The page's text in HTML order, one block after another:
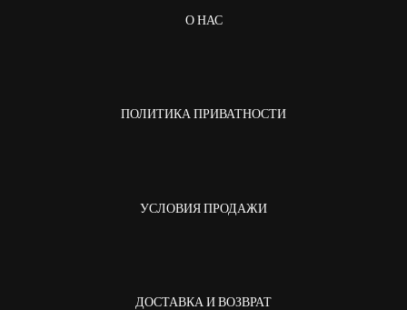
О НАС
ПОЛИТИКА ПРИВАТНОСТИ
УСЛОВИЯ ПРОДАЖИ
ДОСТАВКА И ВОЗВРАТ